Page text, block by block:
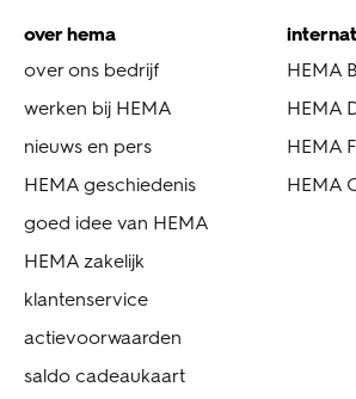
over hema
over ons bedrijf
werken bij HEMA
nieuws en pers
HEMA geschiedenis
goed idee van HEMA
HEMA zakelijk
klantenservice
actievoorwaarden
saldo cadeaukaart
HEMA
HEMA
HEMA
HEMA